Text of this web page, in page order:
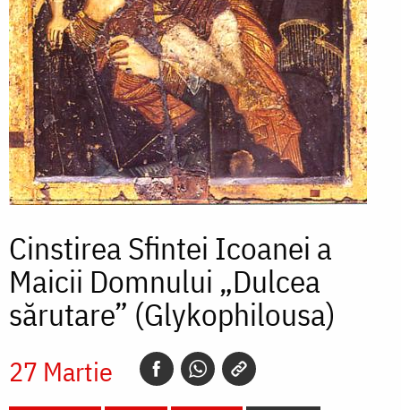
Cinstirea Sfintei Icoanei a
Maicii Domnului „Dulcea
sărutare” (Glykophilousa)
27 Martie